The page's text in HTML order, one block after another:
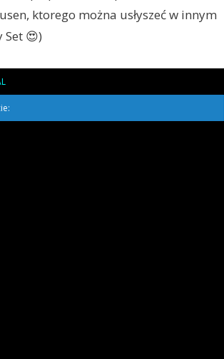
ktorego można usłyszeć w innym
😍)